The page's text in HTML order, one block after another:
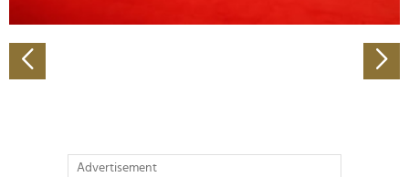
Partner führen diese Informationen möglicherweise mit
weiteren Daten zusammen, die Sie ihnen bereitgestellt
Advertisement